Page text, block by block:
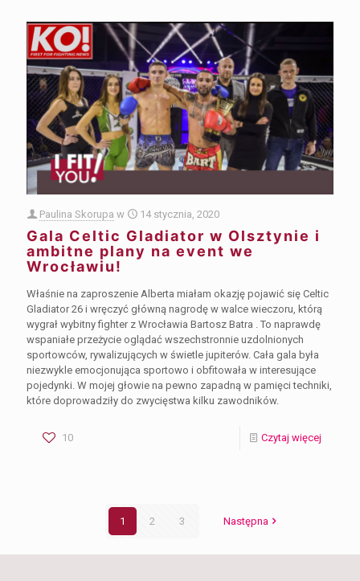
Paulina Skorupa w 14 stycznia, 2020
Gala Celtic Gladiator w Olsztynie i
ambitne plany na event we
Wrocławiu!
Właśnie na zaproszenie Alberta miałam okazję pojawić się Celtic
Gladiator 26 i wręczyć główną nagrodę w walce wieczoru, którą
wygrał wybitny fighter z Wrocławia Bartosz Batra . To naprawdę
wspaniałe przeżycie oglądać wszechstronnie uzdolnionych
sportowców, rywalizujących w świetle jupiterów. Cała gala była
niezwykle emocjonująca sportowo i obfitowała w interesujące
pojedynki. W mojej głowie na pewno zapadną w pamięci techniki,
które doprowadziły do zwycięstwa kilku zawodników.
10 Czytaj więcej
1 2 3 Następna